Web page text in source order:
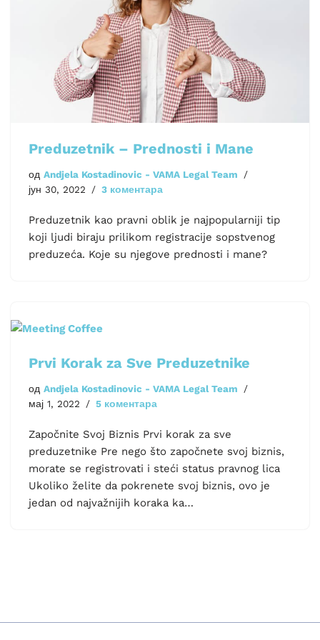
Preduzetnik – Prednosti i Mane
од Andjela Kostadinovic - VAMA Legal Team
јун 30, 2022
3 коментара
Preduzetnik kao pravni oblik je najpopularniji tip
koji ljudi biraju prilikom registracije sopstvenog
preduzeća. Koje su njegove prednosti i mane?
Prvi Korak za Sve Preduzetnike
од Andjela Kostadinovic - VAMA Legal Team
мај 1, 2022
5 коментара
Započnite Svoj Biznis Prvi korak za sve
preduzetnike Pre nego što započnete svoj biznis,
morate se registrovati i steći status pravnog lica
Ukoliko želite da pokrenete svoj biznis, ovo je
jedan od najvažnijih koraka ka…